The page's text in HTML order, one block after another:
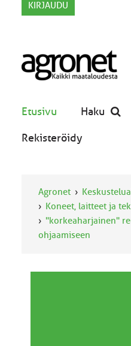
Etusivu Haku
Rekisteröidy
Agronet
Koneet, laitteet ja
"korkeaharjainen"
ohjaamiseen